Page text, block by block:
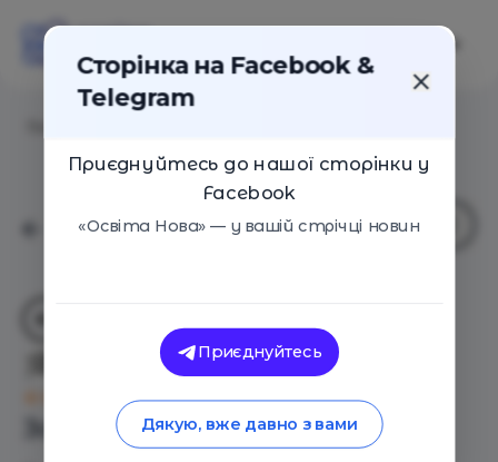
Marcus Canada
Оцінка 0 - 0 голосів
Загальний опис
Сторінка на Facebook &
Telegram
Приєднуйтесь до нашої сторінки у
Facebook
«Освіта Нова» — у вашій стрічці новин
Приєднуйтесь
Дякую, вже давно з вами